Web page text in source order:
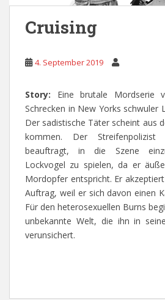
Cruising
4. September 2019
Story: Eine brutale Mordserie
Schrecken in New Yorks schwuler
Der sadistische Täter scheint aus
kommen. Der
beauftragt, in die Szene
Lockvogel zu spielen, da er
Mordopfer entspricht. Er
Auftrag, weil er sich davon einen
Für den heterosexuellen Burns
unbekannte Welt, die ihn in
verunsichert.